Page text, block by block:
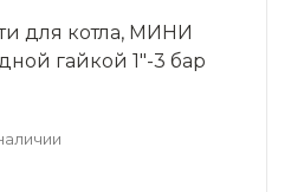
для котла, МИНИ
гайкой 1"-3 бар